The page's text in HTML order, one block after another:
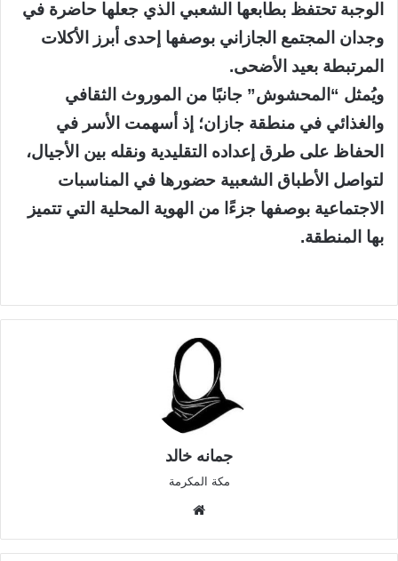
الوجبة تحتفظ بطابعها الشعبي الذي جعلها حاضرة في
وجدان المجتمع الجازاني بوصفها إحدى أبرز الأكلات
المرتبطة بعيد الأضحى.
ويُمثل “المحشوش” جانبًا من الموروث الثقافي
والغذائي في منطقة جازان؛ إذ أسهمت الأسر في
الحفاظ على طرق إعداده التقليدية ونقله بين الأجيال،
لتواصل الأطباق الشعبية حضورها في المناسبات
الاجتماعية بوصفها جزءًا من الهوية المحلية التي تتميز
بها المنطقة.
جمانه خالد
مكة المكرمة
الوي